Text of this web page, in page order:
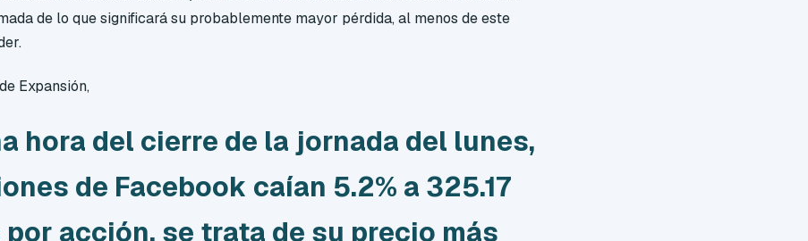
de lo que significará su probablemente mayor pérdida, al menos de este
Expansión,
hora del cierre de la jornada del lunes,
de Facebook caían 5.2% a 325.17
acción, se trata de su precio más